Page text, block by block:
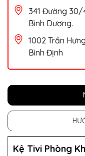
341 Đường 30/
Bình Dương.
1002 Trần
Bình Định
Kệ Tivi Phòng